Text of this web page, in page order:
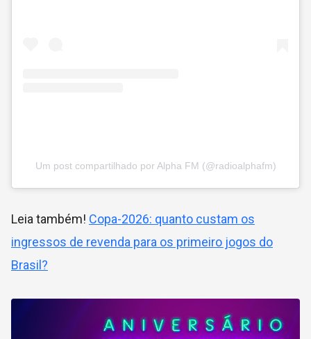
Um post compartilhado por Alpha FM (@radioalphafm)
Leia também! Copa-2026: quanto custam os
ingressos de revenda para os primeiro jogos do
Brasil?